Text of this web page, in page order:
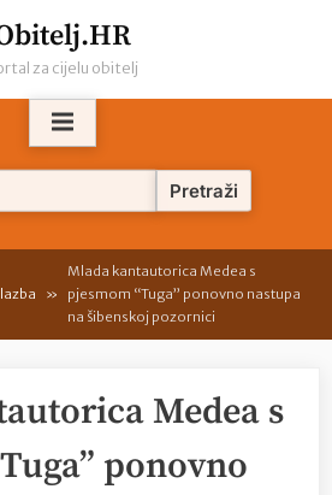
za cijelu obitelj
Mlada kantautorica Medea s
pjesmom “Tuga” ponovno nastupa
na šibenskoj pozornici
Medea s
ponovno